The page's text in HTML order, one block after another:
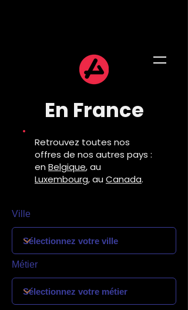
En France
Retrouvez toutes nos
offres de nos autres pays :
en Belgique, au
Luxembourg, au Canada.
Ville
Métier